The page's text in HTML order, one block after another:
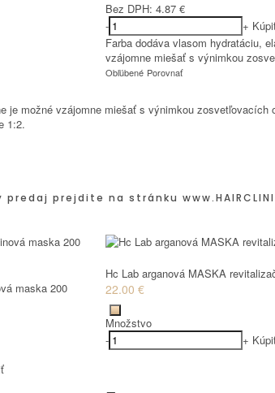
Bez DPH: 4.87 €
-
+
Farba dodáva vlasom hydratáciu,
vzájomne miešať s výnimkou
Obľúbené Porovnať
možné vzájomne miešať s výnimkou
1:2.
predaj prejdite na stránku
maska 200
Hc Lab arganová MASKA
22.00 €
Množstvo
-
+